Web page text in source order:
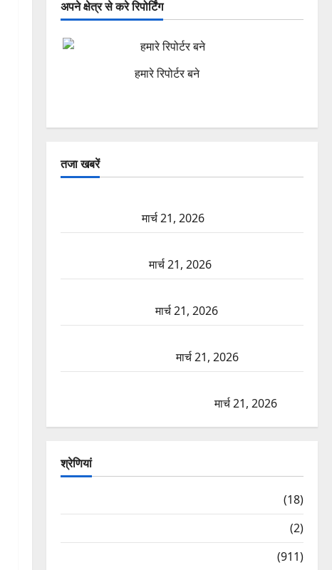
अपने क्षेत्र से करे रिपोर्टिंग
हमारे रिपोर्टर बने
तजा खबरें
मार्च 21, 2026
मार्च 21, 2026
मार्च 21, 2026
मार्च 21, 2026
मार्च 21, 2026
श्रेणियां
(18)
(2)
(911)